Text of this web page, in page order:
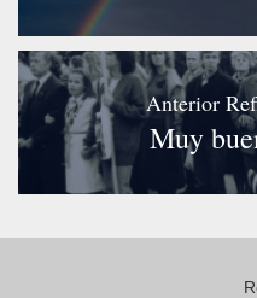
Anterior
Muy